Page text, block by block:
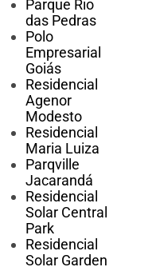
Parque Rio
das Pedras
Polo
Empresarial
Goiás
Residencial
Agenor
Modesto
Residencial
Maria Luiza
Parqville
Jacarandá
Residencial
Solar Central
Park
Residencial
Solar Garden